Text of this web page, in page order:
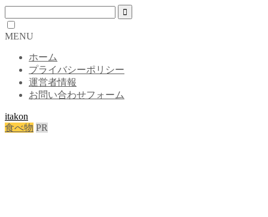
MENU
ホーム
プライバシーポリシー
運営者情報
お問い合わせフォーム
itakon
食べ物 PR